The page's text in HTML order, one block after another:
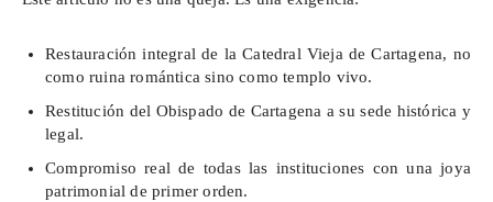
Restauración integral de la Catedral Vieja de Cartagena, no
como ruina romántica sino como templo vivo.
Restitución del Obispado de Cartagena a su sede histórica y
legal.
Compromiso real de todas las instituciones con una joya
patrimonial de primer orden.